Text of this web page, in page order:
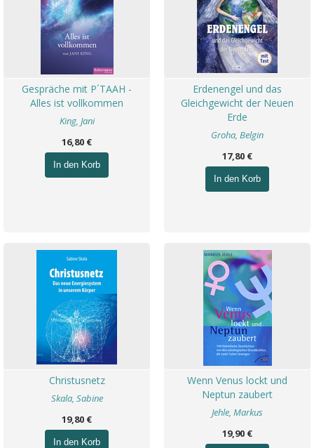
Gespräche mit P´TAAH -
Alles ist vollkommen
King, Jani
16,80 €
In den Korb
Erdenengel und das
Gleichgewicht der Neuen
Erde
Groha, Belgin
17,80 €
In den Korb
Christusnetz
Skala, Sabine
19,80 €
In den Korb
Wenn Venus lockt und
Neptun zaubert
Jehle, Markus
19,90 €